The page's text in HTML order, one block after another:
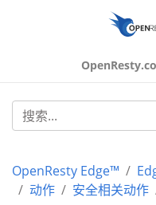
OpenResty Edge™
动作
安全相关动作